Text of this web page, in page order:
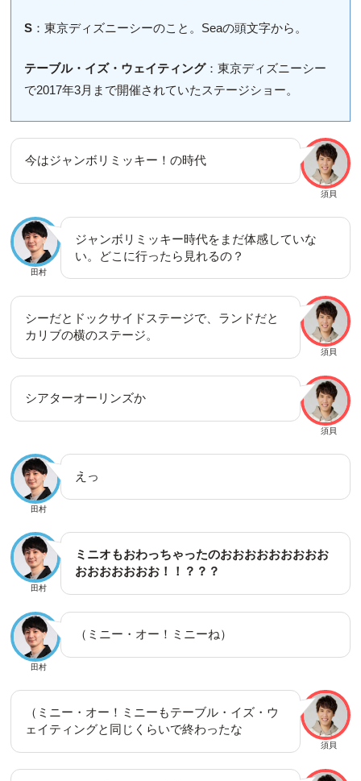
S：東京ディズニーシーのこと。Seaの頭文字から。
テーブル・イズ・ウェイティング：東京ディズニーシー
で2017年3月まで開催されていたステージショー。
須貝
今はジャンボリミッキー！の時代
田村
ジャンボリミッキー時代をまだ体感していな
い。どこに行ったら見れるの？
須貝
シーだとドックサイドステージで、ランドだと
カリブの横のステージ。
須貝
シアターオーリンズか
田村
えっ
田村
ミニオもおわっちゃったのおおおおおおおおお
おおおおおおお！！？？？
田村
（ミニー・オー！ミニーね）
須貝
（ミニー・オー！ミニーもテーブル・イズ・ウ
ェイティングと同じくらいで終わったな